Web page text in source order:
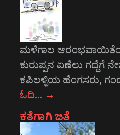
ಮಳೆಗಾಲ
ಕುರುಪ್ಪನ ಏಣೆಲು ಗದ್ದೆಗೆ
ಕಪಿಲಳ್ಳಿಯ ಹೆಂಗಸರು,
ಓದಿ… →
ಕತೆಗಾಗಿ ಜತೆ